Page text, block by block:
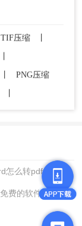
压缩体积
大查看时
参数精准，
求的用户来
TIF压缩
PNG压缩
怎么转pdf
费的软件